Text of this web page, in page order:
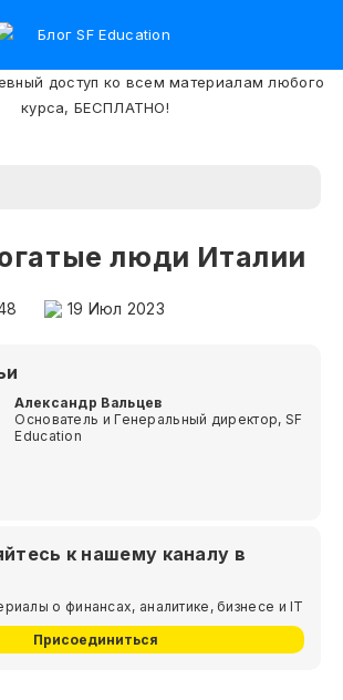
люди Италии
19 Июл 2023
Александр Вальцев
Основатель и Генеральный директор, SF
Education
к нашему каналу в
о финансах, аналитике, бизнесе и IT
Присоединиться